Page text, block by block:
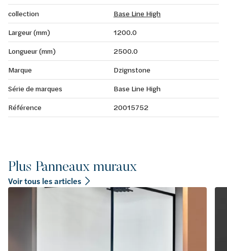
collection
Base Line High
Largeur (mm)
1200.0
Longueur (mm)
2500.0
Marque
Dzignstone
Série de marques
Base Line High
Référence
20015752
Plus Panneaux muraux
Voir tous les articles